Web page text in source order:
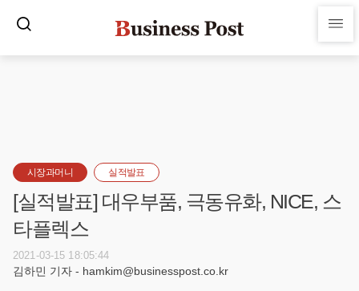
시장과머니 실적발표
[실적발표] 대우부품, 극동유화, NICE, 스
타플렉스
2021-03-15 18:05:44
김하민 기자 - hamkim@businesspost.co.kr